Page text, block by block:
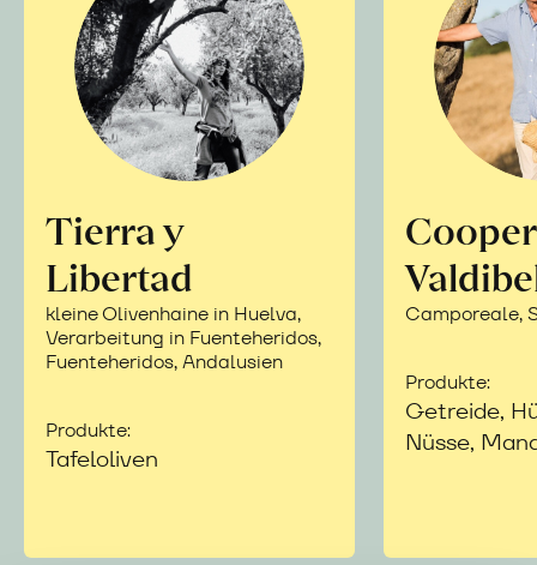
Tierra y
Libertad
kleine Olivenhaine in Huelva,
Verarbeitung in Fuenteheridos,
Fuenteheridos, Andalusien
Produkte:
Tafeloliven
Camporeale,
Produkte:
Getreide,
Nüsse,